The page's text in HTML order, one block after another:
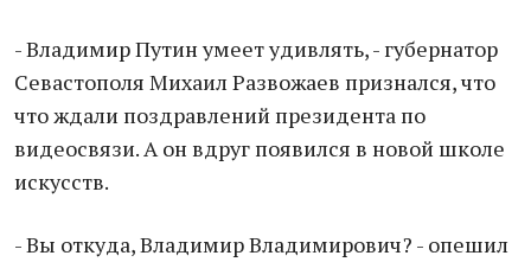
- Владимир Путин умеет удивлять, - губернатор
Севастополя Михаил Развожаев признался, что
что ждали поздравлений президента по
видеосвязи. А он вдруг появился в новой школе
искусств.
- Вы откуда, Владимир Владимирович? - опешил